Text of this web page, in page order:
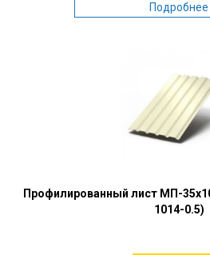
Подробнее
Профилированный лист МП-
1014-0.5)